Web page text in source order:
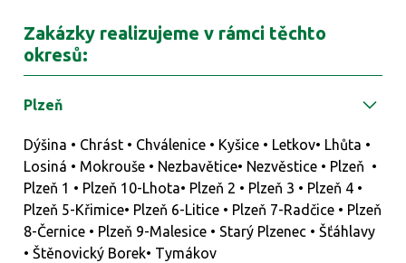
Zakázky realizujeme v rámci těchto
okresů:
Plzeň
Dýšina • Chrást • Chválenice • Kyšice • Letkov• Lhůta •
Losiná • Mokrouše • Nezbavětice• Nezvěstice • Plzeň •
Plzeň 1 • Plzeň 10-Lhota• Plzeň 2 • Plzeň 3 • Plzeň 4 •
Plzeň 5-Křimice• Plzeň 6-Litice • Plzeň 7-Radčice • Plzeň
8-Černice • Plzeň 9-Malesice • Starý Plzenec • Šťáhlavy
• Štěnovický Borek• Tymákov